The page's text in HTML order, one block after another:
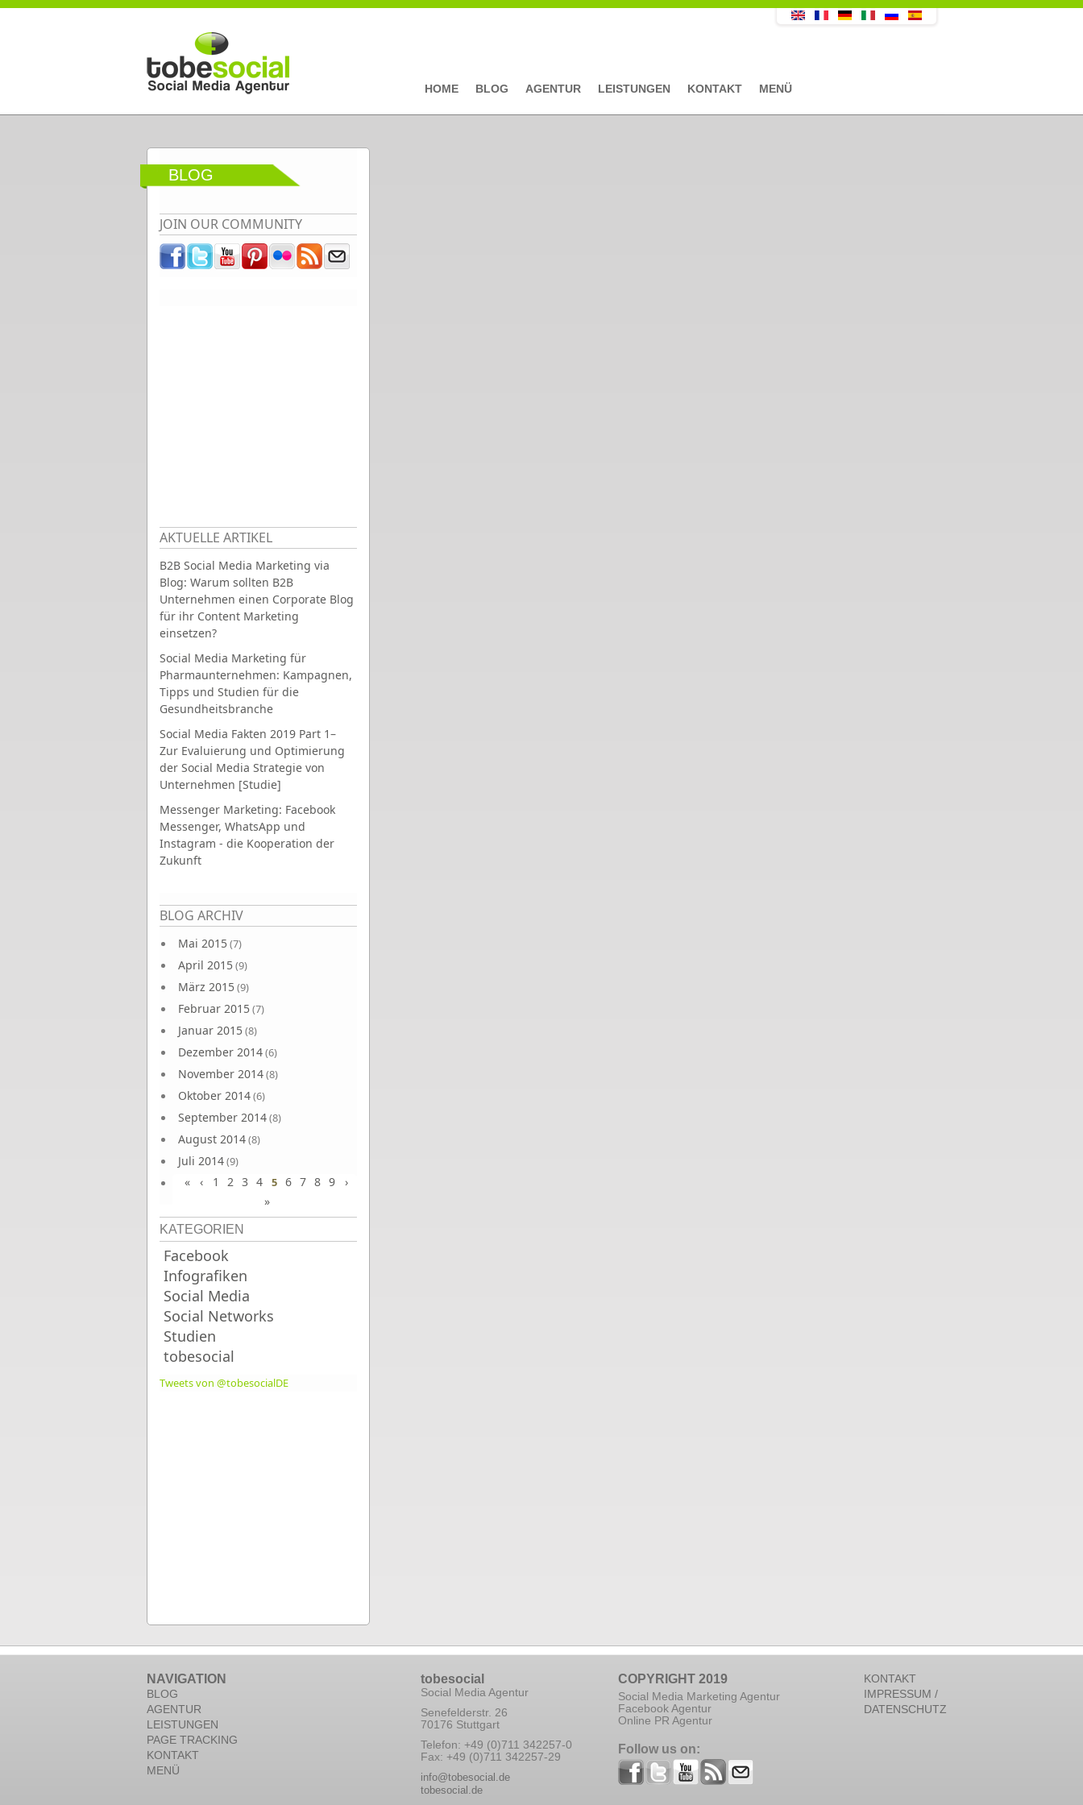
Direkt zum Inhalt
HOME BLOG AGENTUR LEISTUNGEN KONTAKT MENÜ
BLOG
JOIN OUR COMMUNITY
AKTUELLE ARTIKEL
B2B Social Media Marketing via
Blog: Warum sollten B2B
Unternehmen einen Corporate Blog
für ihr Content Marketing
einsetzen?
Social Media Marketing für
Pharmaunternehmen: Kampagnen,
Tipps und Studien für die
Gesundheitsbranche
Social Media Fakten 2019 Part 1–
Zur Evaluierung und Optimierung
der Social Media Strategie von
Unternehmen [Studie]
Messenger Marketing: Facebook
Messenger, WhatsApp und
Instagram - die Kooperation der
Zukunft
BLOG ARCHIV
Mai 2015(7)
April 2015(9)
März 2015(9)
Februar 2015(7)
Januar 2015(8)
Dezember 2014(6)
November 2014(8)
Oktober 2014(6)
September 2014(8)
August 2014(8)
Juli 2014(9)
Juni 2014(8)
Seiten
« ‹ 1 2 3 4 5 6 7 8 9
›
»
KATEGORIEN
Facebook
Infografiken
Social Media
Social Networks
Studien
tobesocial
Tweets von @tobesocialDE
NAVIGATION
BLOG
AGENTUR
LEISTUNGEN
PAGE TRACKING
KONTAKT
MENÜ
tobesocial
Social Media Agentur
Senefelderstr. 26
70176 Stuttgart
Telefon: +49 (0)711 342257-0
Fax: +49 (0)711 342257-29
info@tobesocial.de
tobesocial.de
COPYRIGHT 2019
Social Media Marketing Agentur
Facebook Agentur
Online PR Agentur
Follow us on:
KONTAKT
IMPRESSUM /
DATENSCHUTZ